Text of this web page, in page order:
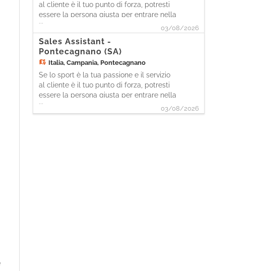
al cliente è il tuo punto di forza, potresti
essere la persona giusta per entrare nella
nostra squadra. Come Sales Assistant,
sarai protagonista nell'accogliere i clienti
e supportarli durante l'acquisto in piano
vendita. Le tue attività - Accoglierai i
...
03/08/2026
Sales Assistant -
Pontecagnano (SA)
Italia, Campania, Pontecagnano
Se lo sport è la tua passione e il servizio
al cliente è il tuo punto di forza, potresti
essere la persona giusta per entrare nella
nostra squadra. Come Sales Assistant,
sarai protagonista nell'accogliere i clienti
...
03/08/2026